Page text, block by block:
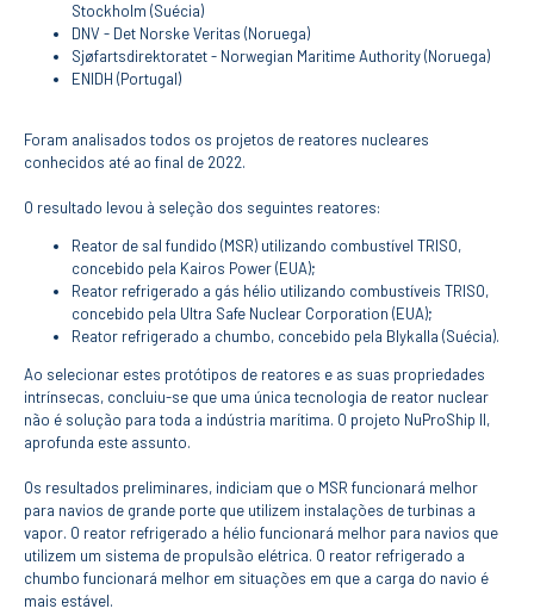
Mestrados
Licenciaturas
Cursos TeSP
Reingresso
Cursos
ERASMUS +
Erasmus
ESTUDANTES
Informação
Académica
Ação Social
Informática
Gabinete de
Apoio ao
Estudante
Guia do
Estudante
Concursos
Stockholm (Suécia)
DNV - Det Norske Veritas (Noruega)
Sjøfartsdirektoratet - Norwegian Maritime Authority (Noruega)
ENIDH (Portugal)
Foram analisados todos os projetos de reatores nucleares
conhecidos até ao final de 2022.
O resultado levou à seleção dos seguintes reatores:
Reator de sal fundido (MSR) utilizando combustível TRISO,
concebido pela Kairos Power (EUA);
Reator refrigerado a gás hélio utilizando combustíveis TRISO,
concebido pela Ultra Safe Nuclear Corporation (EUA);
Reator refrigerado a chumbo, concebido pela Blykalla (Suécia).
Ao selecionar estes protótipos de reatores e as suas propriedades
intrínsecas, concluiu-se que uma única tecnologia de reator nuclear
não é solução para toda a indústria marítima. O projeto NuProShip II,
aprofunda este assunto.
Os resultados preliminares, indiciam que o MSR funcionará melhor
para navios de grande porte que utilizem instalações de turbinas a
vapor. O reator refrigerado a hélio funcionará melhor para navios que
utilizem um sistema de propulsão elétrica. O reator refrigerado a
chumbo funcionará melhor em situações em que a carga do navio é
mais estável.